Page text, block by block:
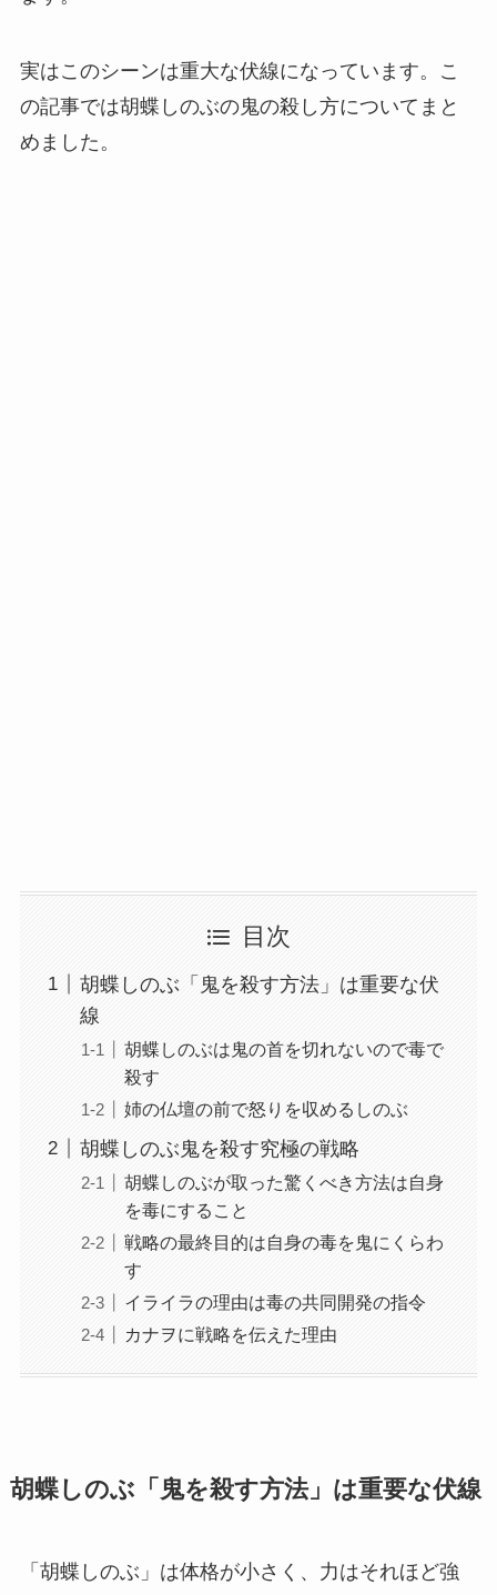
実はこのシーンは重大な伏線になっています。こ
の記事では胡蝶しのぶの鬼の殺し方についてまと
めました。
目次
胡蝶しのぶ「鬼を殺す方法」は重要な伏
線
胡蝶しのぶは鬼の首を切れないので毒で
殺す
姉の仏壇の前で怒りを収めるしのぶ
胡蝶しのぶ鬼を殺す究極の戦略
胡蝶しのぶが取った驚くべき方法は自身
を毒にすること
戦略の最終目的は自身の毒を鬼にくらわ
す
イライラの理由は毒の共同開発の指令
カナヲに戦略を伝えた理由
胡蝶しのぶ「鬼を殺す方法」は重要な伏線
「胡蝶しのぶ」は体格が小さく、力はそれほど強